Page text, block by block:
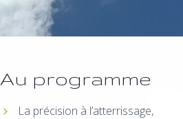
Au programme
La précision à l’atterrissage,